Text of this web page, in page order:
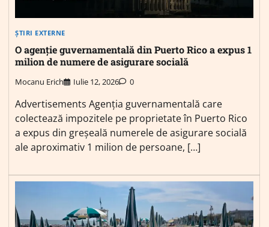
ȘTIRI EXTERNE
O agenție guvernamentală din Puerto Rico a expus 1
milion de numere de asigurare socială
Mocanu Erich Iulie 12, 2026 0
Advertisements Agenția guvernamentală care
colectează impozitele pe proprietate în Puerto Rico
a expus din greșeală numerele de asigurare socială
ale aproximativ 1 milion de persoane, […]